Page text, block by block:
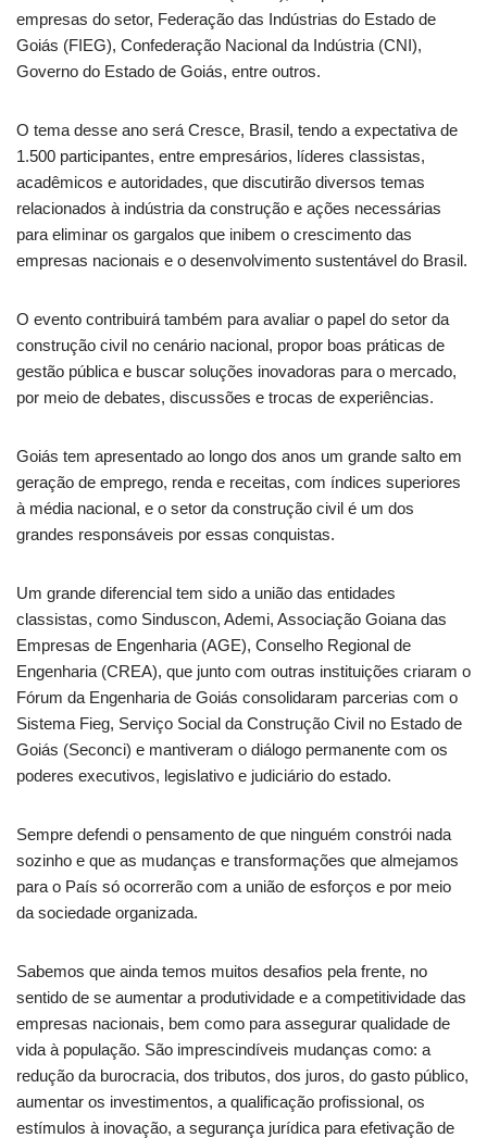
empresas do setor, Federação das Indústrias do Estado de
Goiás (FIEG), Confederação Nacional da Indústria (CNI),
Governo do Estado de Goiás, entre outros.
O tema desse ano será Cresce, Brasil, tendo a expectativa de
1.500 participantes, entre empresários, líderes classistas,
acadêmicos e autoridades, que discutirão diversos temas
relacionados à indústria da construção e ações necessárias
para eliminar os gargalos que inibem o crescimento das
empresas nacionais e o desenvolvimento sustentável do Brasil.
O evento contribuirá também para avaliar o papel do setor da
construção civil no cenário nacional, propor boas práticas de
gestão pública e buscar soluções inovadoras para o mercado,
por meio de debates, discussões e trocas de experiências.
Goiás tem apresentado ao longo dos anos um grande salto em
geração de emprego, renda e receitas, com índices superiores
à média nacional, e o setor da construção civil é um dos
grandes responsáveis por essas conquistas.
Um grande diferencial tem sido a união das entidades
classistas, como Sinduscon, Ademi, Associação Goiana das
Empresas de Engenharia (AGE), Conselho Regional de
Engenharia (CREA), que junto com outras instituições criaram o
Fórum da Engenharia de Goiás consolidaram parcerias com o
Sistema Fieg, Serviço Social da Construção Civil no Estado de
Goiás (Seconci) e mantiveram o diálogo permanente com os
poderes executivos, legislativo e judiciário do estado.
Sempre defendi o pensamento de que ninguém constrói nada
sozinho e que as mudanças e transformações que almejamos
para o País só ocorrerão com a união de esforços e por meio
da sociedade organizada.
Sabemos que ainda temos muitos desafios pela frente, no
sentido de se aumentar a produtividade e a competitividade das
empresas nacionais, bem como para assegurar qualidade de
vida à população. São imprescindíveis mudanças como: a
redução da burocracia, dos tributos, dos juros, do gasto público,
aumentar os investimentos, a qualificação profissional, os
estímulos à inovação, a segurança jurídica para efetivação de